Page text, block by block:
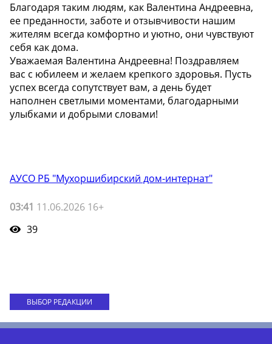
Благодаря таким людям, как Валентина Андреевна,
ее преданности, заботе и отзывчивости нашим
жителям всегда комфортно и уютно, они чувствуют
себя как дома.
Уважаемая Валентина Андреевна! Поздравляем
вас с юбилеем и желаем крепкого здоровья. Пусть
успех всегда сопутствует вам, а день будет
наполнен светлыми моментами, благодарными
улыбками и добрыми словами!
АУСО РБ "Мухоршибирский дом-интернат"
03:41 11.06.2026 16+
39
ВЫБОР РЕДАКЦИИ